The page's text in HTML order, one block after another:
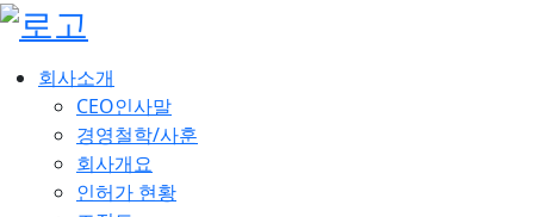
회사소개
CEO인사말
경영철학/사훈
회사개요
인허가 현황